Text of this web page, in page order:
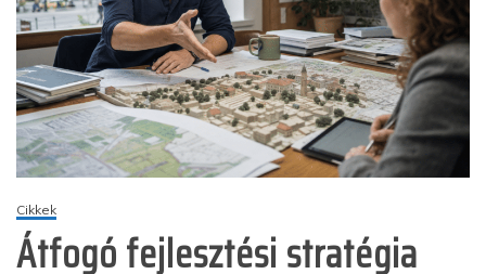
Cikkek
Átfogó fejlesztési stratégia